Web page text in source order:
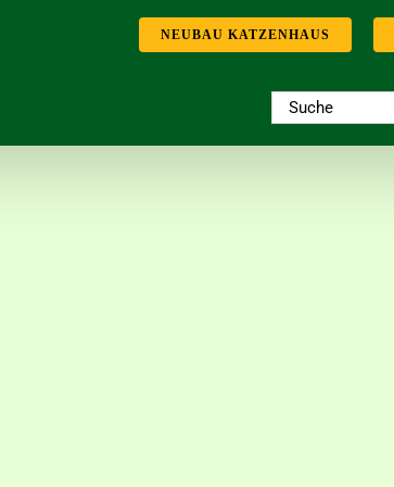
NEUBAU KATZENHAUS
Suche
nach: